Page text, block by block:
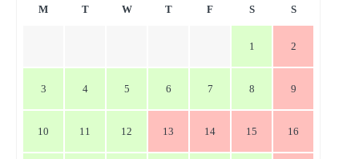
M T W T F S S
1 2
3 4 5 6 7 8 9
10 11 12 13 14 15 16